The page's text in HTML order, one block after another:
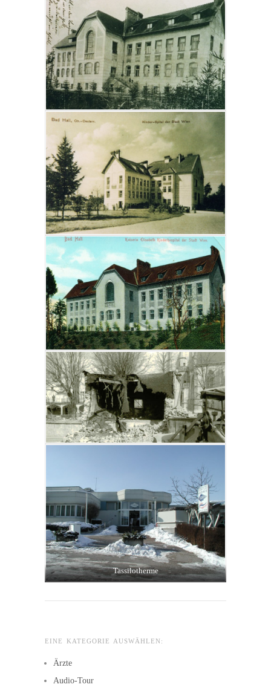
Tassilotherme
EINE KATEGORIE AUSWÄHLEN:
Ärzte
Audio-Tour